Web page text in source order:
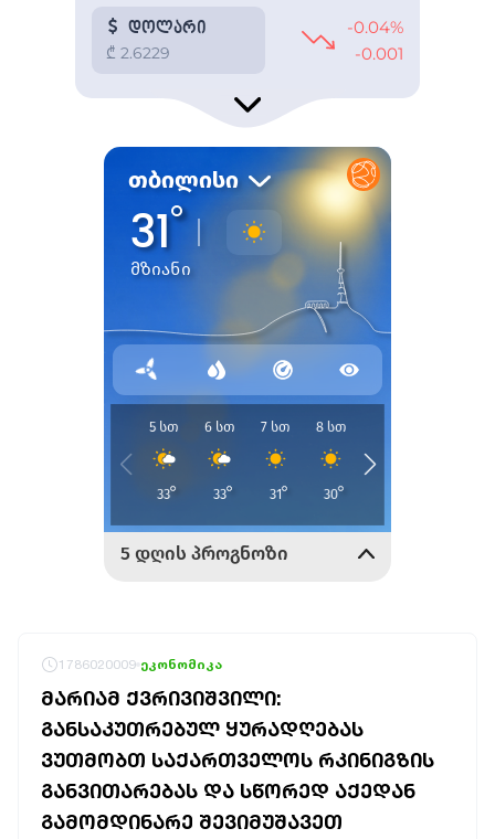
1786020009 ეკონომიკა
ᲛᲐᲠᲘᲐᲛ ᲥᲕᲠᲘᲕᲘᲨᲕᲘᲚᲘ:
ᲒᲐᲜᲡᲐᲙᲣᲗᲠᲔᲑᲣᲚ ᲧᲣᲠᲐᲓᲦᲔᲑᲐᲡ
ᲕᲣᲗᲛᲝᲑᲗ ᲡᲐᲥᲐᲠᲗᲕᲔᲚᲝᲡ ᲠᲙᲘᲜᲘᲒᲖᲘᲡ
ᲒᲐᲜᲕᲘᲗᲐᲠᲔᲑᲐᲡ ᲓᲐ ᲡᲬᲝᲠᲔᲓ ᲐᲥᲔᲓᲐᲜ
ᲒᲐᲛᲝᲛᲓᲘᲜᲐᲠᲔ ᲨᲔᲕᲘᲛᲣᲨᲐᲕᲔᲗ